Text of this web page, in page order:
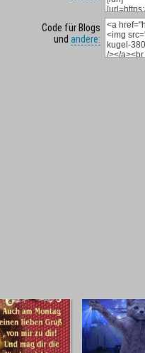
Code für Blogs
und andere: